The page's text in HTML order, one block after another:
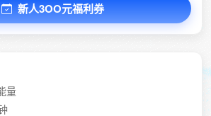
新人3OO元福利券
量